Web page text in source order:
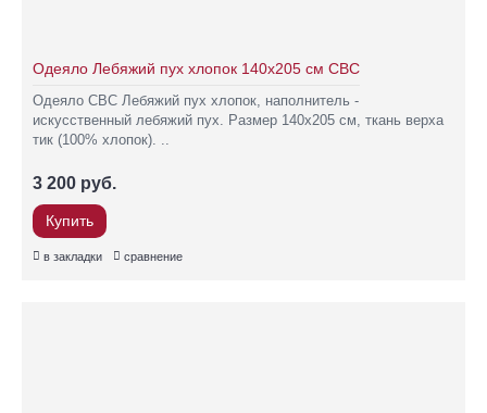
Одеяло Лебяжий пух хлопок 140х205 см СВС
Одеяло СВС Лебяжий пух хлопок, наполнитель -
искусственный лебяжий пух. Размер 140х205 см, ткань верха
тик (100% хлопок). ..
3 200 руб.
Купить
в закладки сравнение